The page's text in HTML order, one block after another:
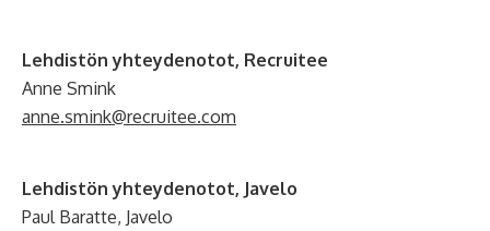
Lehdistön yhteydenotot, Recruitee
Anne Smink
anne.smink@recruitee.com
Lehdistön yhteydenotot, Javelo
Paul Baratte, Javelo